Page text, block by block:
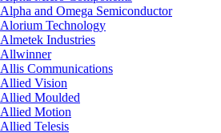
Alpha and Omega Semiconductor
Alorium Technology
Almetek Industries
Allwinner
Allis Communications
Allied Vision
Allied Moulded
Allied Motion
Allied Telesis